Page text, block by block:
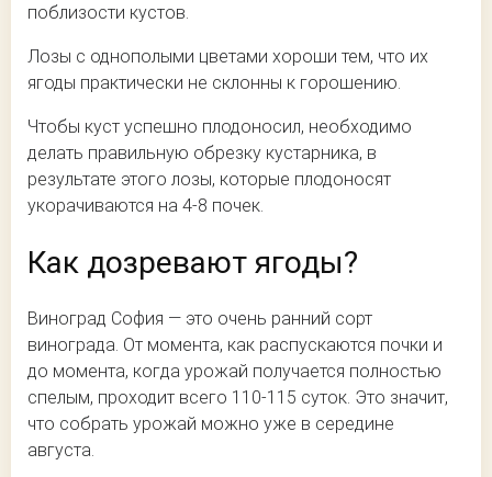
поблизости кустов.
Лозы с однополыми цветами хороши тем, что их
ягоды практически не склонны к горошению.
Чтобы куст успешно плодоносил, необходимо
делать правильную обрезку кустарника, в
результате этого лозы, которые плодоносят
укорачиваются на 4-8 почек.
Как дозревают ягоды?
Виноград София — это очень ранний сорт
винограда. От момента, как распускаются почки и
до момента, когда урожай получается полностью
спелым, проходит всего 110-115 суток. Это значит,
что собрать урожай можно уже в середине
августа.